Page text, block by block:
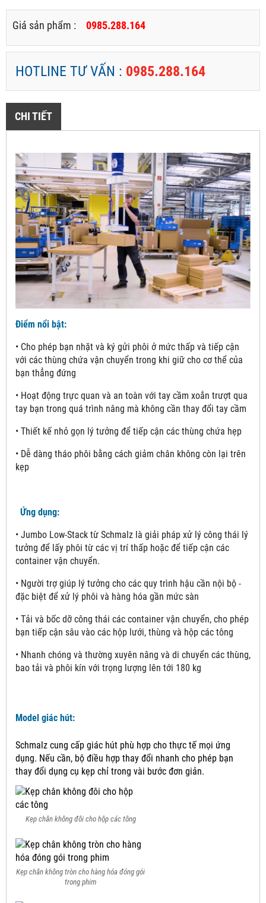
Giá sản phẩm : 0985.288.164
HOTLINE TƯ VẤN : 0985.288.164
CHI TIẾT
Điểm nổi bật:
• Cho phép bạn nhặt và ký gửi phôi ở mức thấp và tiếp cận
với các thùng chứa vận chuyển trong khi giữ cho cơ thể của
bạn thẳng đứng
• Hoạt động trực quan và an toàn với tay cầm xoắn trượt qua
tay bạn trong quá trình nâng mà không cần thay đổi tay cầm
• Thiết kế nhỏ gọn lý tưởng để tiếp cận các thùng chứa hẹp
• Dễ dàng tháo phôi bằng cách giảm chân không còn lại trên
kẹp
Ứng dụng:
• Jumbo Low-Stack từ Schmalz là giải pháp xử lý công thái lý
tưởng để lấy phôi từ các vị trí thấp hoặc để tiếp cận các
container vận chuyển.
• Người trợ giúp lý tưởng cho các quy trình hậu cần nội bộ -
đặc biệt để xử lý phôi và hàng hóa gần mức sàn
• Tải và bốc dỡ công thái các container vận chuyển, cho phép
bạn tiếp cận sâu vào các hộp lưới, thùng và hộp các tông
• Nhanh chóng và thường xuyên nâng và di chuyển các thùng,
bao tải và phôi kín với trọng lượng lên tới 180 kg
Model giác hút:
Schmalz cung cấp giác hút phù hợp cho thực tế mọi ứng
dụng. Nếu cần, bộ điều hợp thay đổi nhanh cho phép bạn
thay đổi dụng cụ kẹp chỉ trong vài bước đơn giản.
Kẹp chân không đôi cho hộp các tông
Kẹp chân không tròn cho hàng hóa đóng gói
trong phim